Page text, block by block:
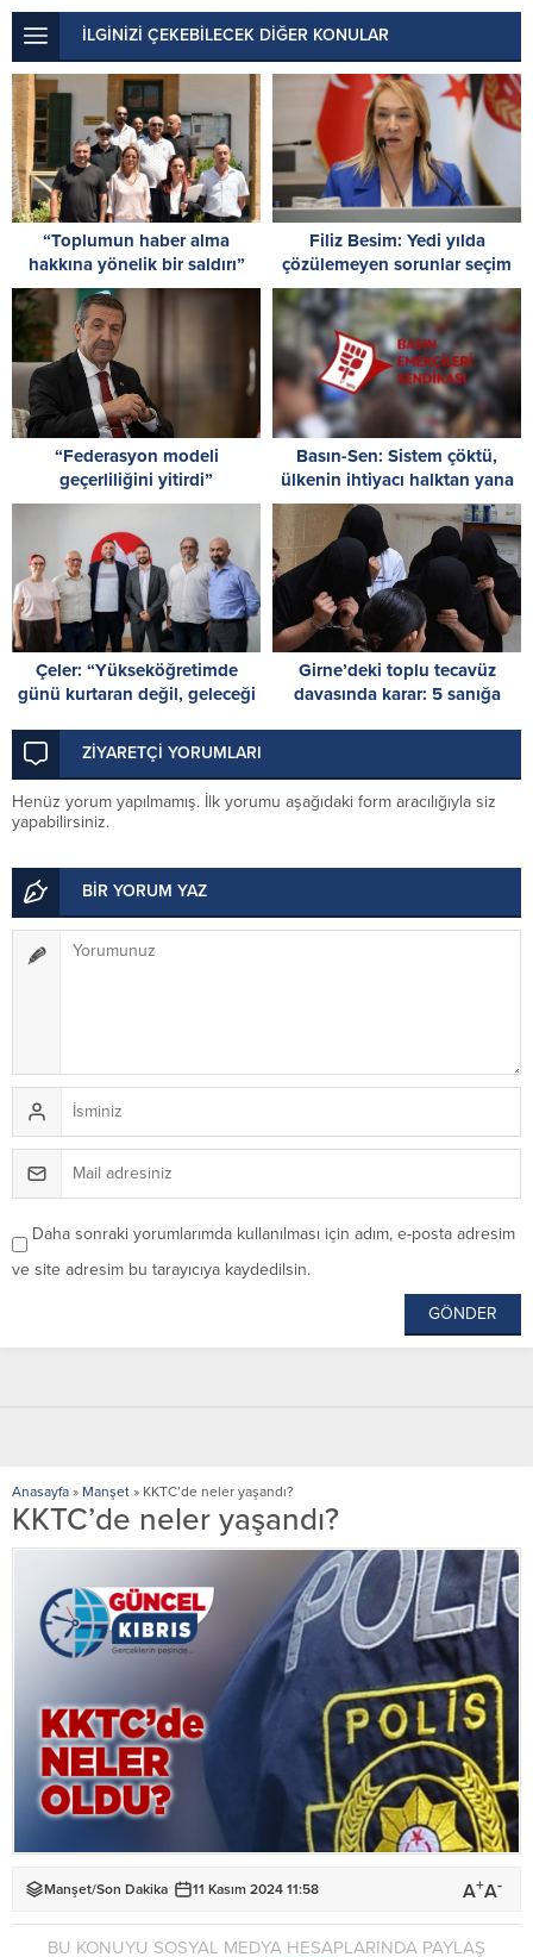
İLGİNİZİ ÇEKEBİLECEK DİĞER KONULAR
“Toplumun haber alma
hakkına yönelik bir saldırı”
Filiz Besim: Yedi yılda
çözülemeyen sorunlar seçim
öncesinde verilen vaatlerle
çözülemez
“Federasyon modeli
geçerliliğini yitirdi”
Basın-Sen: Sistem çöktü,
ülkenin ihtiyacı halktan yana
bir yönetim anlayışıdır
Çeler: “Yükseköğretimde
günü kurtaran değil, geleceği
var”
Girne’deki toplu tecavüz
davasında karar: 5 sanığa
ZİYARETÇİ YORUMLARI
Henüz yorum yapılmamış. İlk yorumu aşağıdaki form aracılığıyla siz
yapabilirsiniz.
BİR YORUM YAZ
Daha sonraki yorumlarımda kullanılması için adım, e-posta adresim
ve site adresim bu tarayıcıya kaydedilsin.
Anasayfa » Manşet » KKTC’de neler yaşandı?
KKTC’de neler yaşandı?
Manşet/Son Dakika 11 Kasım 2024 11:58 A+A-
BU KONUYU SOSYAL MEDYA HESAPLARINDA PAYLAŞ